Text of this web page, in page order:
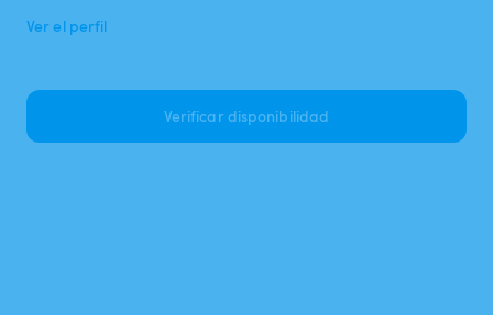
Ver el perfil
Verificar disponibilidad